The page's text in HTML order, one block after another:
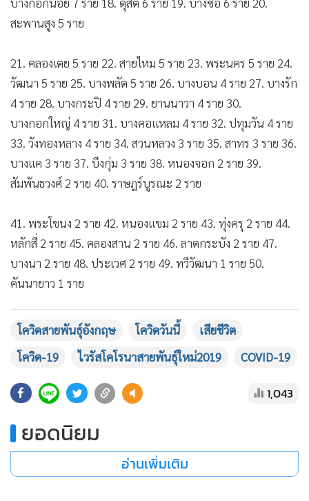
สะพานสูง 5 ราย
21. คลองเตย 5 ราย 22. สายไหม 5 ราย 23. พระนคร 5 ราย 24.
วัฒนา 5 ราย 25. บางพลัด 5 ราย 26. บางบอน 4 ราย 27. บางรัก
4 ราย 28. บางกระปิ 4 ราย 29. ยานนาวา 4 ราย 30.
บางกอกใหญ่ 4 ราย 31. บางคอแหลม 4 ราย 32. ปทุมวัน 4 ราย
33. วังทองหลาง 4 ราย 34. สวนหลวง 3 ราย 35. สาทร 3 ราย 36.
บางแค 3 ราย 37. บึงกุ่ม 3 ราย 38. หนองจอก 2 ราย 39.
สัมพันธวงศ์ 2 ราย 40. ราษฎร์บูรณะ 2 ราย
41. พระโขนง 2 ราย 42. หนองแขม 2 ราย 43. ทุ่งครุ 2 ราย 44.
หลักสี่ 2 ราย 45. คลองสาน 2 ราย 46. ลาดกระบัง 2 ราย 47.
บางนา 2 ราย 48. ประเวศ 2 ราย 49. ทวีวัฒนา 1 ราย 50.
คันนายาว 1 ราย
โควิดสายพันธุ์อังกฤษ โควิดวันนี้
เสียชีวิต
โควิด-19
ไวรัสโคโรนาสายพันธุ์ใหม่2019 COVID-19
1,043
ยอดนิยม
อ่านเพิ่มเติม